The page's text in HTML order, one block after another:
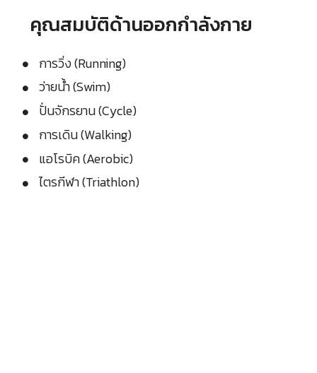
คุณสมบัติด้านออกกำลังกาย
การวิ่ง (Running)
ว่ายน้ำ (Swim)
ปั่นจักรยาน (Cycle)
การเดิน (Walking)
แอโรบิค (Aerobic)
ไตรกีฬา (Triathlon)